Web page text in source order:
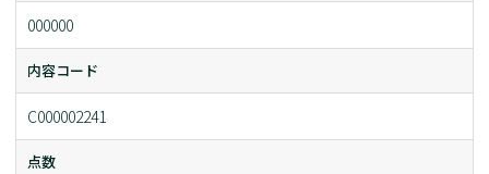
000000
内容コード
C000002241
点数